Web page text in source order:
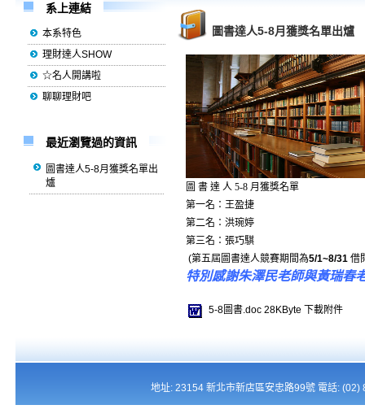
系上連結
本系特色
理財達人SHOW
☆名人開講啦
聊聊理財吧
最近瀏覽過的資訊
圖書達人5-8月獲獎名單出
爐
圖書達人5-8月獲獎名單出爐
圖 書 達 人 5-8 月獲獎名單
第一名：王盈捷
第二名：洪琬婷
第三名： 張巧騏
(第五屆圖書達人競賽期間為5/1~8/31 借
特別感謝朱澤民老師與黃瑞春
5-8圖書.doc 28KByte 下載附件
地址: 23154 新北市新店區安忠路99號 電話: